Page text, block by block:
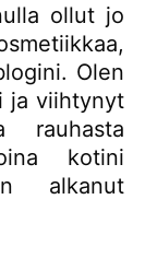
ollut jo
Olen
ja viihtynyt
rauhasta
kotini
alkanut